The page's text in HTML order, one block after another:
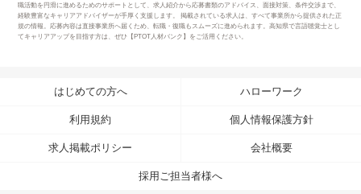
職活動を円滑に進めるためのサポートとして、求人紹介から応募書類のアドバイス、面接対策、条件交渉まで、
経験豊富なキャリアアドバイザーが手厚く支援します。 掲載されている求人は、すべて事業所から提供された正
規の情報。応募内容は直接事業所へ届くため、転職・復職もスムーズに進められます。高知県で言語聴覚士とし
てキャリアアップを目指す方は、ぜひ【PTOT人材バンク】をご活用ください。
はじめての方へ ハローワーク
利用規約 個人情報保護方針
求人掲載ポリシー 会社概要
採用ご担当者様へ